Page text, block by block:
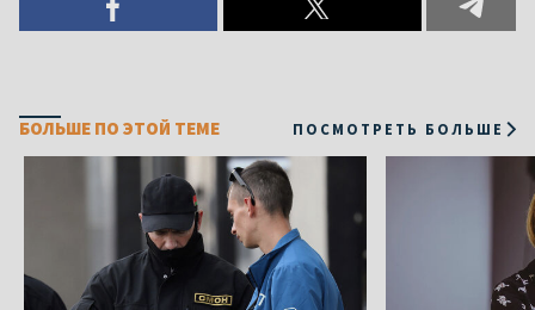
БОЛЬШЕ ПО ЭТОЙ ТЕМЕ ПОСМОТРЕТЬ БОЛЬШЕ